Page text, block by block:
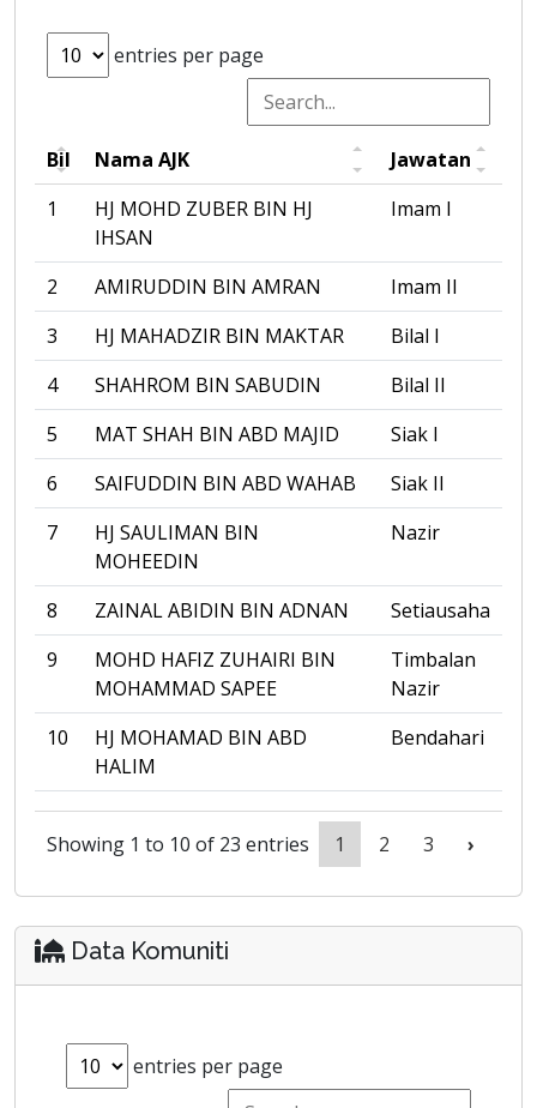
entries per page
Bil Nama AJK
Jawatan
1
HJ MOHD ZUBER BIN HJ
IHSAN
Imam I
2 AMIRUDDIN BIN AMRAN
Imam II
3
HJ MAHADZIR BIN MAKTAR
Bilal I
4
SHAHROM BIN SABUDIN
Bilal II
5
MAT SHAH BIN ABD MAJID
Siak I
6
SAIFUDDIN BIN ABD WAHAB
Siak II
7
HJ SAULIMAN BIN
MOHEEDIN
Nazir
8 ZAINAL ABIDIN BIN ADNAN
Setiausaha
9
MOHD HAFIZ ZUHAIRI BIN
MOHAMMAD SAPEE
Timbalan
Nazir
10
HJ MOHAMAD BIN ABD
HALIM
Bendahari
Showing 1 to 10 of 23 entries 1 2 3 ›
Data Komuniti
entries per page